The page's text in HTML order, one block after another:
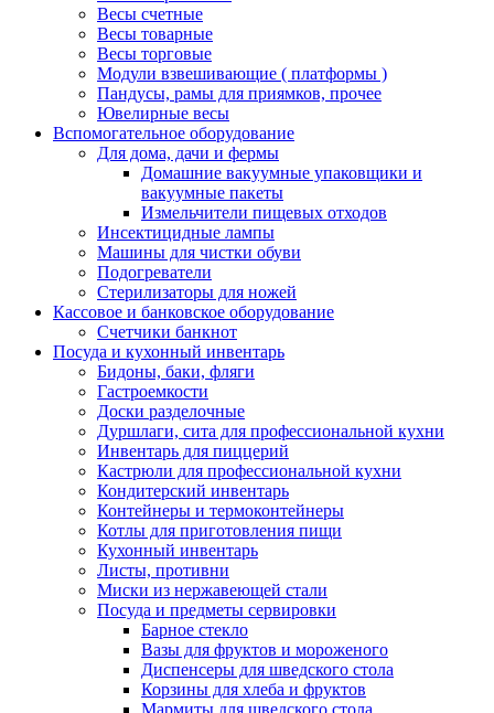
Весы счетные
Весы товарные
Весы торговые
Модули взвешивающие ( платформы )
Пандусы, рамы для приямков, прочее
Ювелирные весы
Вспомогательное оборудование
Для дома, дачи и фермы
Домашние вакуумные упаковщики и
вакуумные пакеты
Измельчители пищевых отходов
Инсектицидные лампы
Машины для чистки обуви
Подогреватели
Стерилизаторы для ножей
Кассовое и банковское оборудование
Счетчики банкнот
Посуда и кухонный инвентарь
Бидоны, баки, фляги
Гастроемкости
Доски разделочные
Дуршлаги, сита для профессиональной кухни
Инвентарь для пиццерий
Кастрюли для профессиональной кухни
Кондитерский инвентарь
Контейнеры и термоконтейнеры
Котлы для приготовления пищи
Кухонный инвентарь
Листы, противни
Миски из нержавеющей стали
Посуда и предметы сервировки
Барное стекло
Вазы для фруктов и мороженого
Диспенсеры для шведского стола
Корзины для хлеба и фруктов
Мармиты для шведского стола